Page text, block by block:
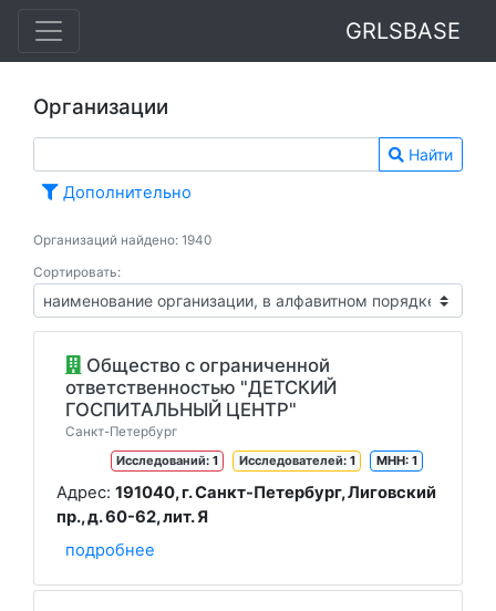
GRLSBASE
Организации
Найти
Дополнительно
Организаций найдено: 1940
Сортировать:
Oбщество с ограниченной
ответственностью "ДЕТСКИЙ
ГОСПИТАЛЬНЫЙ ЦЕНТР"
Санкт-Петербург
МНН: 1
Исследователей: 1
Исследований: 1
Адрес: 191040, г. Санкт-Петербург, Лиговский
пр., д. 60-62, лит. Я
подробнее